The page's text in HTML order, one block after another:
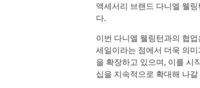
액세서리 브랜드 다니엘 웰
다.
이번 다니엘 웰링턴과의 협
세일이라는 점에서 더욱 의
을 확장하고 있으며, 이를 시
십을 지속적으로 확대해 나